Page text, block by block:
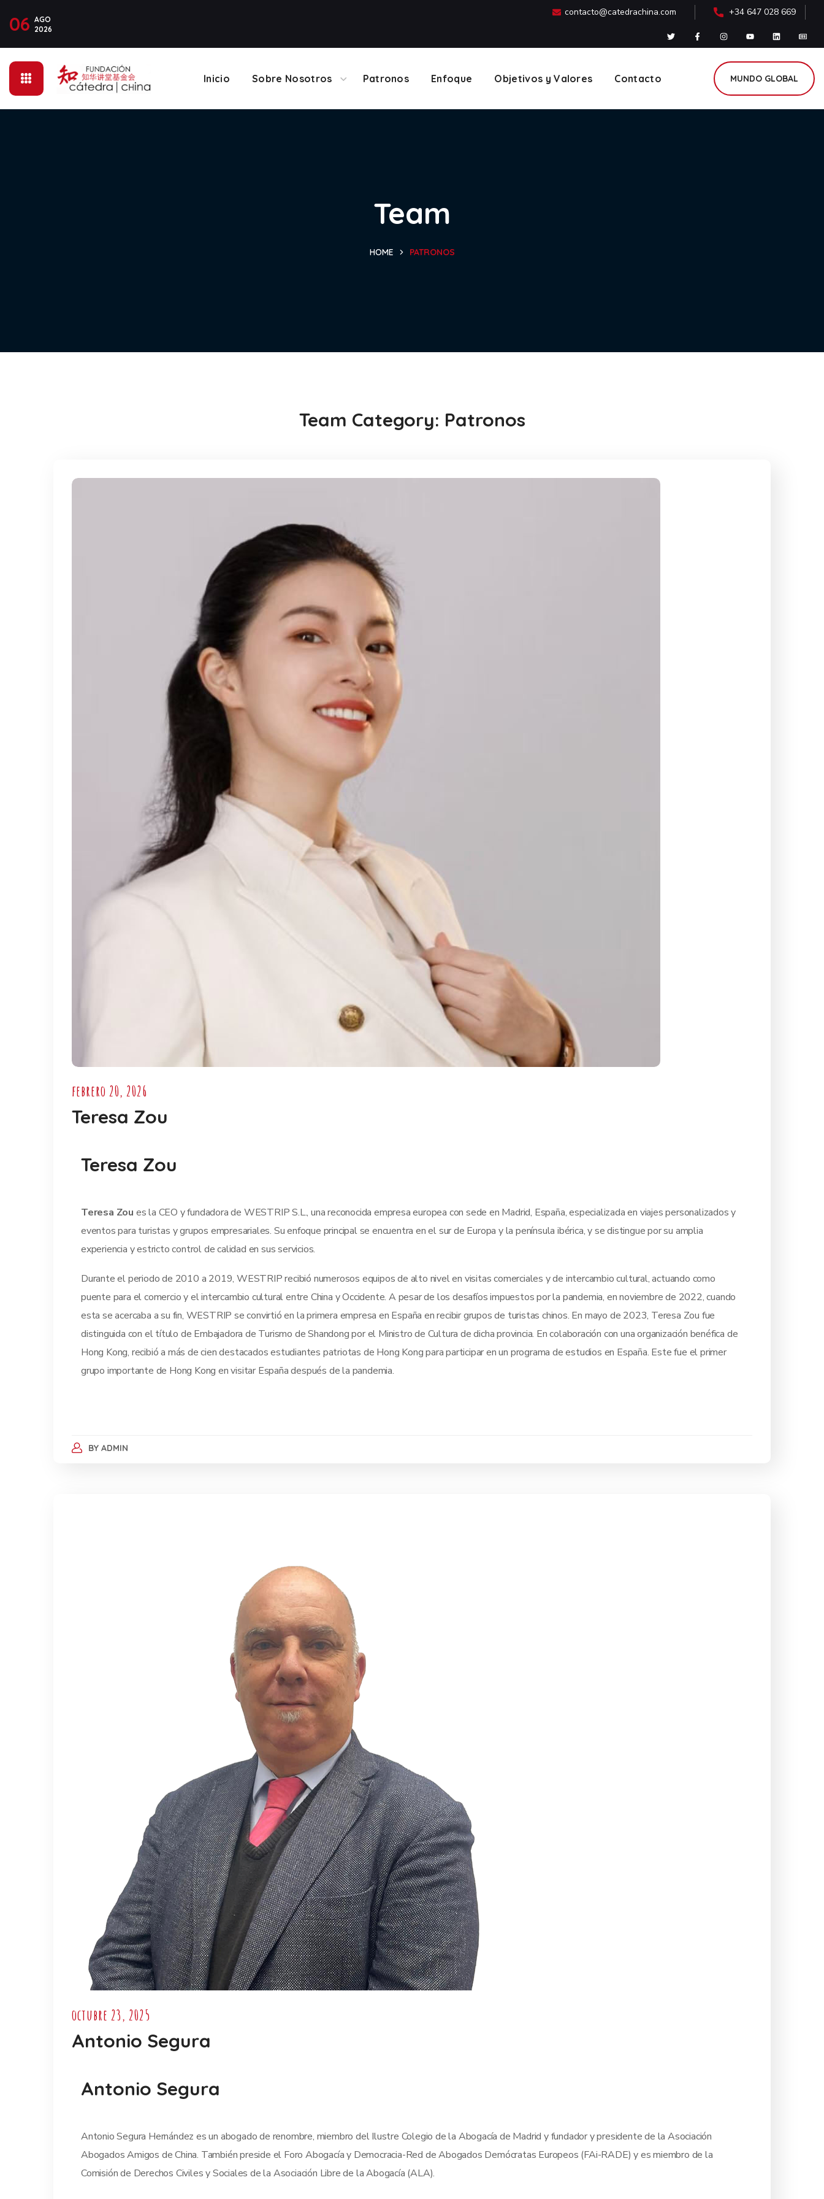
06 AGO
2026
contacto@catedrachina.com +34 647 028 669
Inicio Sobre Nosotros Patronos Enfoque Objetivos y Valores Contacto MUNDO GLOBAL
Team
HOME PATRONOS
Team Category: Patronos
febrero 20, 2026
Teresa Zou
Teresa Zou
Teresa Zou es la CEO y fundadora de WESTRIP S.L., una reconocida empresa europea con sede en Madrid, España, especializada en viajes personalizados y
eventos para turistas y grupos empresariales. Su enfoque principal se encuentra en el sur de Europa y la península ibérica, y se distingue por su amplia
experiencia y estricto control de calidad en sus servicios.
Durante el periodo de 2010 a 2019, WESTRIP recibió numerosos equipos de alto nivel en visitas comerciales y de intercambio cultural, actuando como
puente para el comercio y el intercambio cultural entre China y Occidente. A pesar de los desafíos impuestos por la pandemia, en noviembre de 2022, cuando
esta se acercaba a su fin, WESTRIP se convirtió en la primera empresa en España en recibir grupos de turistas chinos. En mayo de 2023, Teresa Zou fue
distinguida con el título de Embajadora de Turismo de Shandong por el Ministro de Cultura de dicha provincia. En colaboración con una organización benéfica de
Hong Kong, recibió a más de cien destacados estudiantes patriotas de Hong Kong para participar en un programa de estudios en España. Este fue el primer
grupo importante de Hong Kong en visitar España después de la pandemia.
BY ADMIN
octubre 23, 2025
Antonio Segura
Antonio Segura
Antonio Segura Hernández es un abogado de renombre, miembro del Ilustre Colegio de la Abogacía de Madrid y fundador y presidente de la Asociación
Abogados Amigos de China. También preside el Foro Abogacía y Democracia-Red de Abogados Demócratas Europeos (FAi-RADE) y es miembro de la
Comisión de Derechos Civiles y Sociales de la Asociación Libre de la Abogacía (ALA).